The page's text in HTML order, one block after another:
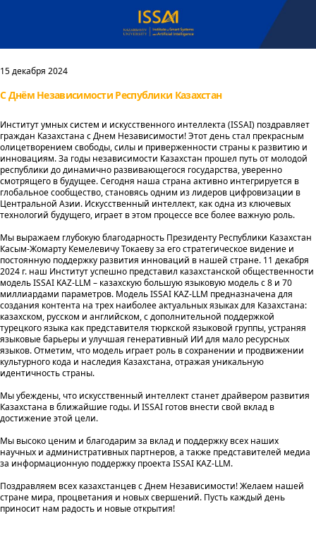
15 декабря 2024
С Днём Независимости Республики Казахстан
Институт умных систем и искусственного интеллекта (ISSAI) поздравляет
граждан Казахстана с Днем Независимости! Этот день стал прекрасным
олицетворением свободы, силы и приверженности страны к развитию и
инновациям. За годы независимости Казахстан прошел путь от молодой
республики до динамично развивающегося государства, уверенно
смотрящего в будущее. Сегодня наша страна активно интегрируется в
глобальное сообщество, становясь одним из лидеров цифровизации в
Центральной Азии. Искусственный интеллект, как одна из ключевых
технологий будущего, играет в этом процессе все более важную роль.
Мы выражаем глубокую благодарность Президенту Республики Казахстан
Касым-Жомарту Кемелевичу Токаеву за его стратегическое видение и
постоянную поддержку развития инноваций в нашей стране. 11 декабря
2024 г. наш Институт успешно представил казахстанской общественности
модель ISSAI KAZ-LLM – казахскую большую языковую модель с 8 и 70
миллиардами параметров. Модель ISSAI KAZ-LLM предназначена для
создания контента на трех наиболее актуальных языках для Казахстана:
казахском, русском и английском, с дополнительной поддержкой
турецкого языка как представителя тюркской языковой группы, устраняя
языковые барьеры и улучшая генеративный ИИ для мало ресурсных
языков. Отметим, что модель играет роль в сохранении и продвижении
культурного кода и наследия Казахстана, отражая уникальную
идентичность страны.
Мы убеждены, что искусственный интеллект станет драйвером развития
Казахстана в ближайшие годы. И ISSAI готов внести свой вклад в
достижение этой цели.
Мы высоко ценим и благодарим за вклад и поддержку всех наших
научных и административных партнеров, а также представителей медиа
за информационную поддержку проекта ISSAI KAZ-LLM.
Поздравляем всех казахстанцев с Днем Независимости! Желаем нашей
стране мира, процветания и новых свершений. Пусть каждый день
приносит нам радость и новые открытия!